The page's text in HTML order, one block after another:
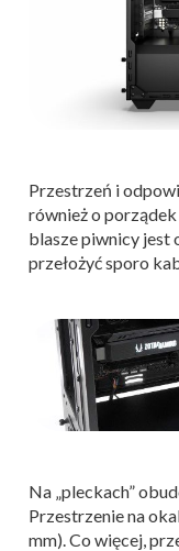
Przestrzeń i
również o
blasze piwnicy jest
przełożyć sporo
Na „pleckach”
Przestrzenie na
mm). Co więcej,